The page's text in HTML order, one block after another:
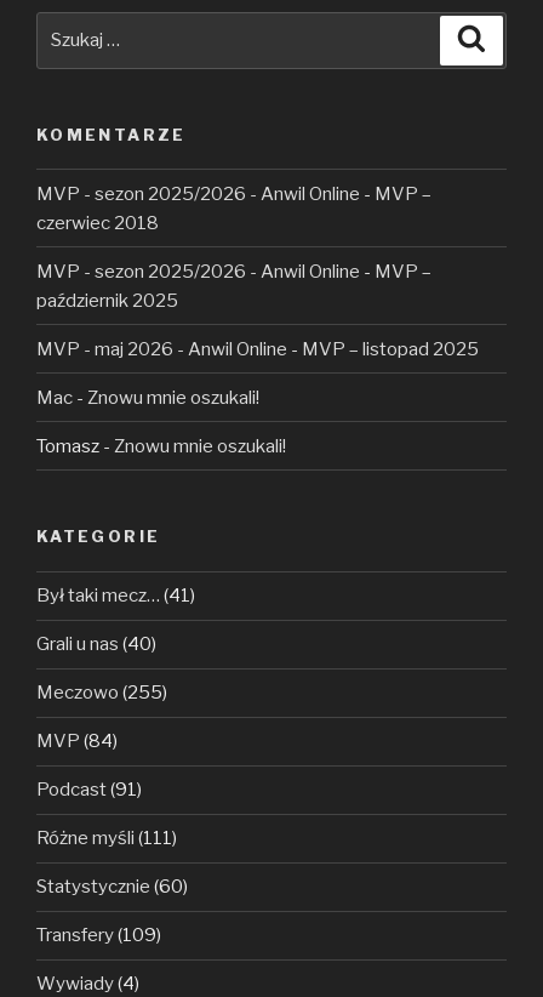
ZŁOTY
KOMENTARZE
MVP - sezon 2025/2026 - Anwil Online - MVP –
czerwiec 2018
MVP - sezon 2025/2026 - Anwil Online - MVP –
październik 2025
MVP - maj 2026 - Anwil Online - MVP – listopad 2025
Mac - Znowu mnie oszukali!
Tomasz - Znowu mnie oszukali!
KATEGORIE
Był taki mecz… (41)
Grali u nas (40)
Meczowo (255)
MVP (84)
Podcast(91)
Różne myśli (111)
Statystycznie (60)
Transfery(109)
Wywiady(4)